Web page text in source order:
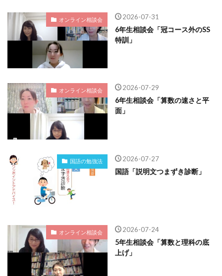
オンライン相談会 2026-07-31
6年生相談会「冠コース外のSS
特訓」
オンライン相談会 2026-07-29
6年生相談会「算数の速さと平
面」
国語の勉強法 2026-07-27
国語「説明文つまずき診断」
オンライン相談会 2026-07-24
5年生相談会「算数と理科の底
上げ」